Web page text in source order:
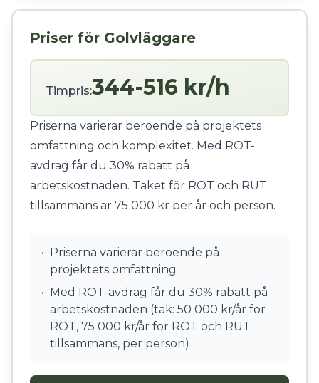
Priser för Golvläggare
Timpris:344-516 kr/h
Priserna varierar beroende på projektets
omfattning och komplexitet. Med ROT-
avdrag får du 30% rabatt på
arbetskostnaden. Taket för ROT och RUT
tillsammans är 75 000 kr per år och person.
• Priserna varierar beroende på
projektets omfattning
• Med ROT-avdrag får du 30% rabatt på
arbetskostnaden (tak: 50 000 kr/år för
ROT, 75 000 kr/år för ROT och RUT
tillsammans, per person)